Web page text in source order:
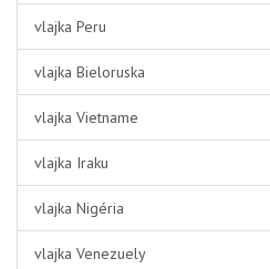
vlajka Peru
vlajka Bieloruska
vlajka Vietname
vlajka Iraku
vlajka Nigéria
vlajka Venezuely